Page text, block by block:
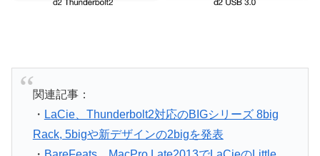
関連記事：
・ LaCie、Thunderbolt2対応のBIGシリーズ 8big
Rack, 5bigや新デザインの2bigを発表